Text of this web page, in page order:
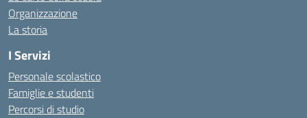
Organizzazione
La storia
I Servizi
Personale scolastico
Famiglie e studenti
Percorsi di studio